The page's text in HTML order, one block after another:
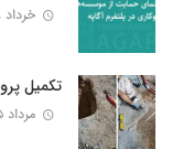
خرداد ۸, ۱۴۰۰
تکمیل
مرداد ۲۵, ۱۴۰۰